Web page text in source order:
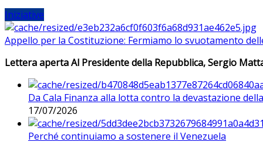
Iniziative
Appello per la Costituzione: Fermiamo lo svuotamento
Lettera aperta Al Presidente della Repubblica, Sergio
Da Cala Finanza alla lotta contro la devastazione
17/07/2026
Perché continuiamo a sostenere il Venezuela